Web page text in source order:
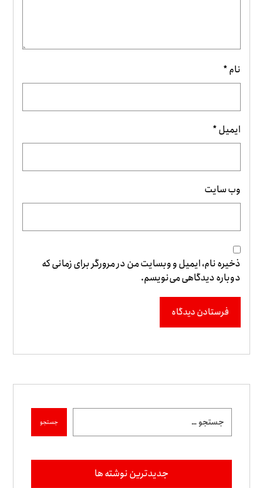
نام*
ایمیل*
وب‌ سایت
ذخیره نام، ایمیل و وبسایت من در مرورگر برای زمانی که
دوباره دیدگاهی می‌نویسم.
فرستادن دیدگاه
جستجو
جدیدترین نوشته ها